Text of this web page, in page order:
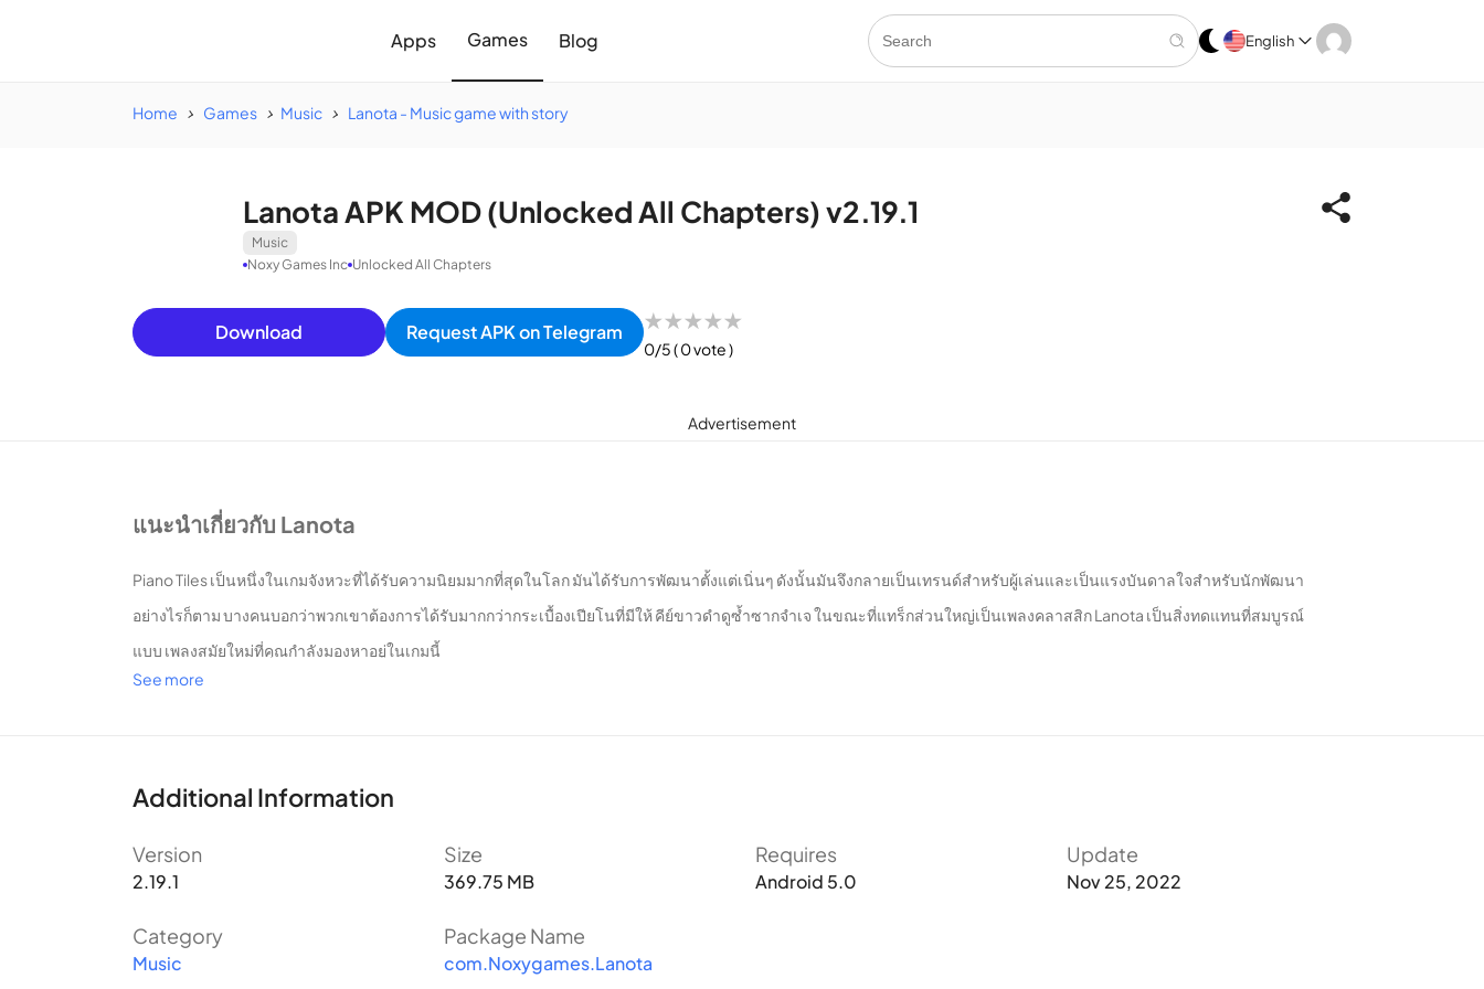
Apps Games Blog English
Home Games Music Lanota - Music game with story
Lanota APK MOD (Unlocked All Chapters) v2.19.1
Music
Noxy Games Inc Unlocked All Chapters
Download Request APK on Telegram ★★★★★
0/5( 0 vote )
Advertisement
แนะนำเกี่ยวกับ Lanota
Piano Tiles เป็นหนึ่งในเกมจังหวะที่ได้รับความนิยมมากที่สุดในโลก มันได้รับการพัฒนาตั้งแต่เนิ่นๆ ดังนั้นมันจึงกลายเป็นเทรนด์สำหรับผู้เล่นและเป็นแรงบันดาลใจสำหรับนักพัฒนา
อย่างไรก็ตาม บางคนบอกว่าพวกเขาต้องการได้รับมากกว่ากระเบื้องเปียโนที่มีให้ คีย์ขาวดำดูซ้ำซากจำเจ ในขณะที่แทร็กส่วนใหญ่เป็นเพลงคลาสสิก Lanota เป็นสิ่งทดแทนที่สมบูรณ์
แบบ เพลงสมัยใหม่ที่คุณกำลังมองหาอยู่ในเกมนี้
Ritmo ได้รับความไว้วางใจจากพระเจ้า มอบความไว้วางใจให้ Notalium ด้วยความหวังว่าจะได้โลกที่มีสีสันกลับคืนมาดังเดิม
การเล่นเกม
Lanota มีรูปแบบการเล่นที่เรียบง่าย สอดคล้องกันระหว่างภาพและจังหวะ เมื่อคุณเริ่มการท้าทาย คุณต้องทำหลายอย่างด้วยการแตะ (คลิก) ตวัด และเลื่อน (ราง) บนหน้าจอ โน้ตจะปรากฏขึ้น
อย่างต่อเนื่องและเคลื่อนไปยัง Notalium
โดยทั่วไปแล้ว Lanota มีรูปแบบการเล่นที่ค่อนข้างคล้ายกับ Piano Tiles คุณไม่ควรพลาดโน้ตใด ๆ เพราะจะทำให้เพลงไม่สมบูรณ์ อย่างไรก็ตาม หากคุณข้ามโน้ตไปโดยไม่ตั้งใจ เกมจะ
See more
Additional Information
Version
2.19.1
Size
369.75 MB
Requires
Android 5.0
Update
Nov 25, 2022
Category
Music
Package Name
com.Noxygames.Lanota